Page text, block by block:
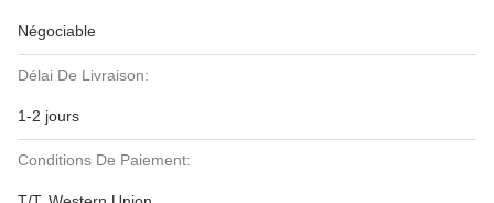
Négociable
Délai De Livraison:
1-2 jours
Conditions De Paiement: